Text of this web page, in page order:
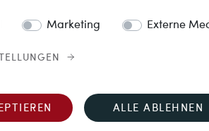
ct vintage Brillanten in
aus unserer Werkstatt
2.490,00 €
Marketing Externe
ALLE ABLEHNEN